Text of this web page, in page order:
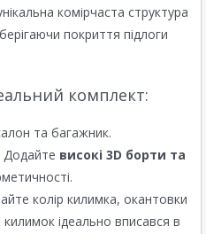
комірчаста структура
покриття підлоги
комплект:
та багажник.
Додайте високі 3D борти та
колір килимка, окантовки
ідеально вписався в